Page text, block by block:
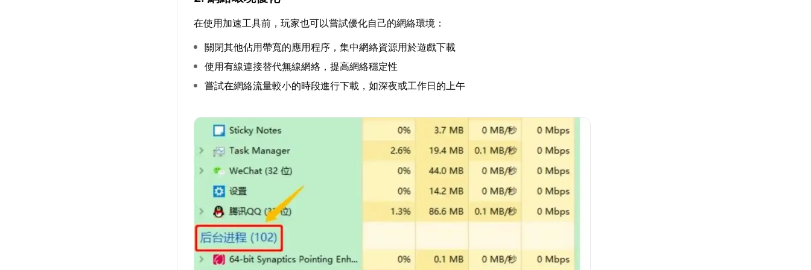
在使用加速工具前，玩家也可以嘗試優化自己的網絡環境：
關閉其他佔用帶寬的應用程序，集中網絡資源用於遊戲下載
使用有線連接替代無線網絡，提高網絡穩定性
嘗試在網絡流量較小的時段進行下載，如深夜或工作日的上午